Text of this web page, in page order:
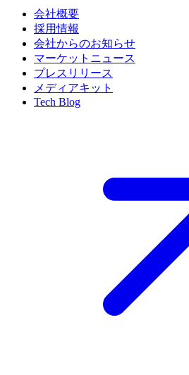
会社概要
採用情報
会社からのお知らせ
マーケットニュース
プレスリリース
メディアキット
Tech Blog